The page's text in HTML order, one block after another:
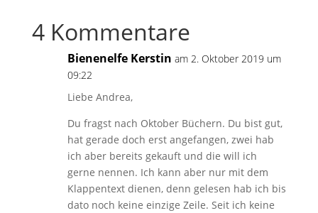
4 Kommentare
Bienenelfe Kerstin am 2. Oktober 2019 um
09:22
Liebe Andrea,
Du fragst nach Oktober Büchern. Du bist gut,
hat gerade doch erst angefangen, zwei hab
ich aber bereits gekauft und die will ich
gerne nennen. Ich kann aber nur mit dem
Klappentext dienen, denn gelesen hab ich bis
dato noch keine einzige Zeile. Seit ich keine